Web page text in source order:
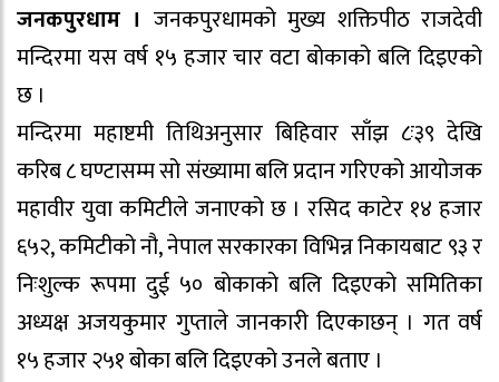
जनकपुरधाम । जनकपुरधामको मुख्य शक्तिपीठ राजदेवी
मन्दिरमा यस वर्ष १५ हजार चार वटा बोकाको बलि दिइएको
छ ।
मन्दिरमा महाष्टमी तिथिअनुसार बिहिवार साँझ ८ः३९ देखि
करिब ८ घण्टासम्म सो संख्यामा बलि प्रदान गरिएको आयोजक
महावीर युवा कमिटीले जनाएको छ । रसिद काटेर १४ हजार
६५२, कमिटीको नौ, नेपाल सरकारका विभिन्न निकायबाट ९३ र
निःशुल्क रूपमा दुई ५० बोकाको बलि दिइएको समितिका
अध्यक्ष अजयकुमार गुप्ताले जानकारी दिएकाछन् । गत वर्ष
१५ हजार २५१ बोका बलि दिइएको उनले बताए ।